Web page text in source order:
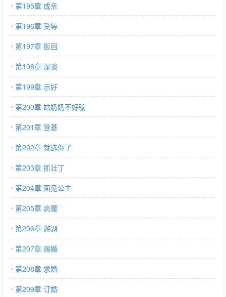
第195章 成亲
第196章 受辱
第197章 扳回
第198章 深谈
第199章 示好
第200章 姑奶奶不好骗
第201章 登基
第202章 就选你了
第203章 抓壮丁
第204章 面见公主
第205章 疯魔
第206章 游湖
第207章 赐婚
第208章 求婚
第209章 订婚